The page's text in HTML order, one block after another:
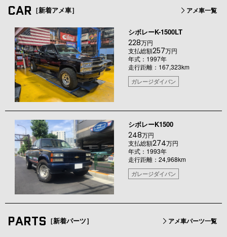
CAR ［新着アメ車］ アメ車一覧
シボレーK-1500LT
228万円
支払総額257万円
年式：1997年
走行距離：167,323km
ガレージダイバン
シボレーK1500
248万円
支払総額274万円
年式：1993年
走行距離：24,968km
ガレージダイバン
PARTS ［新着パーツ］ アメ車パーツ一覧